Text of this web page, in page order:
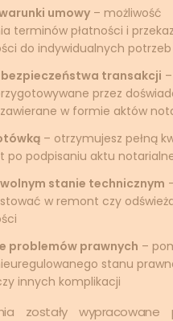
umowy – możliwość
terminów płatności i
do indywidualnych potrzeb
transakcji
przez
w formie aktów
– otrzymujesz pełną
po podpisaniu aktu
stanie technicznym
w remont czy
problemów prawnych –
stanu
innych komplikacji
zostały